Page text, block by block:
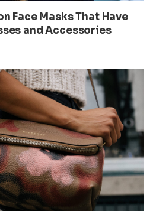
Face Masks That Have
and Accessories